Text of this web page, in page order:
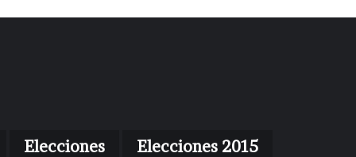
Elecciones
Elecciones 2015